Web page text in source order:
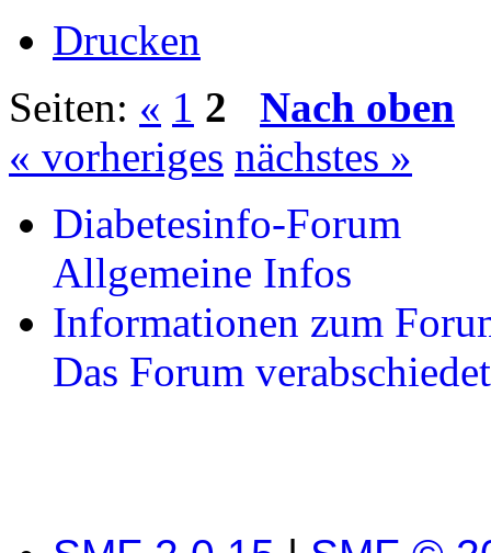
Drucken
Seiten: « 1 2
Nach oben
« vorheriges nächstes »
Diabetesinfo-Forum
Allgemeine Infos
Informationen zum
Das Forum